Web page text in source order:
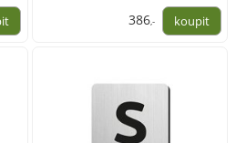
386,-